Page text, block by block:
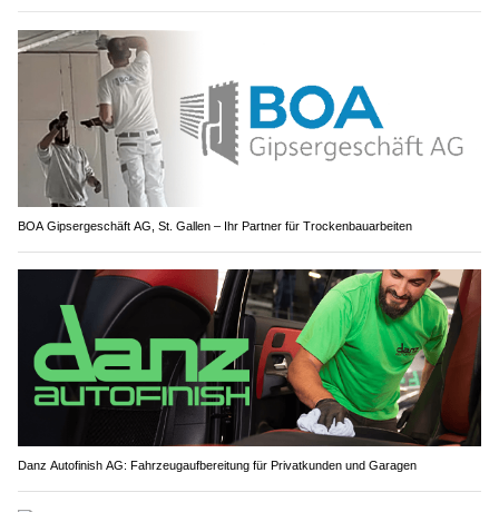
BOA Gipsergeschäft AG, St. Gallen – Ihr Partner für Trockenbauarbeiten
Danz Autofinish AG: Fahrzeugaufbereitung für Privatkunden und Garagen